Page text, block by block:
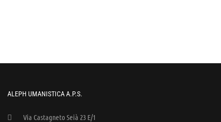
ALEPH UMANISTICA A.P.S.
Via Castagneto Seià 23 E/1